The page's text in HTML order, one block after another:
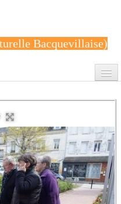
Bacquevillaise)